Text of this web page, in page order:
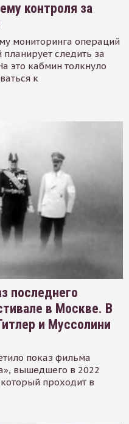
контроля за
мониторинга операций
следить за
это кабмин толкнуло
к
последнего
в Москве. В
и Муссолини
показ фильма
вышедшего в 2022
проходит в